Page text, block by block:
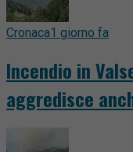
Cronaca1 giorno fa
Incendio in
aggredisce